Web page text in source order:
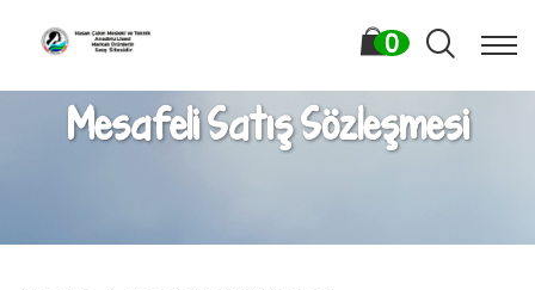
0
Mesafeli Satış Sözleşmesi